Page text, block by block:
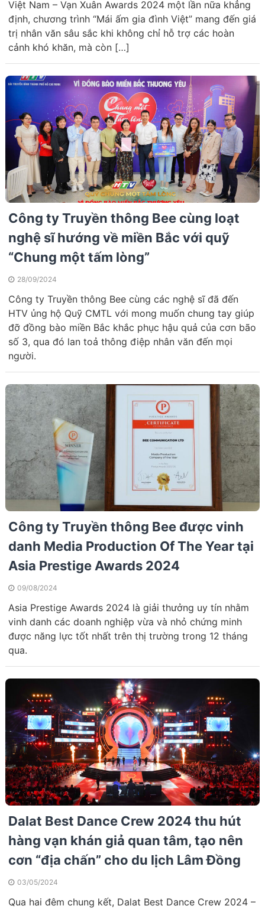
Việt Nam – Vạn Xuân Awards 2024 một lần nữa khẳng
định, chương trình “Mái ấm gia đình Việt” mang đến giá
trị nhân văn sâu sắc khi không chỉ hỗ trợ các hoàn
cảnh khó khăn, mà còn […]
Công ty Truyền thông Bee cùng loạt
nghệ sĩ hướng về miền Bắc với quỹ
“Chung một tấm lòng”
28/09/2024
Công ty Truyền thông Bee cùng các nghệ sĩ đã đến
HTV ủng hộ Quỹ CMTL với mong muốn chung tay giúp
đỡ đồng bào miền Bắc khắc phục hậu quả của cơn bão
số 3, qua đó lan toả thông điệp nhân văn đến mọi
người.
Công ty Truyền thông Bee được vinh
danh Media Production Of The Year tại
Asia Prestige Awards 2024
09/08/2024
Asia Prestige Awards 2024 là giải thưởng uy tín nhằm
vinh danh các doanh nghiệp vừa và nhỏ chứng minh
được năng lực tốt nhất trên thị trường trong 12 tháng
qua.
Dalat Best Dance Crew 2024 thu hút
hàng vạn khán giả quan tâm, tạo nên
cơn “địa chấn” cho du lịch Lâm Đồng
03/05/2024
Qua hai đêm chung kết, Dalat Best Dance Crew 2024 –